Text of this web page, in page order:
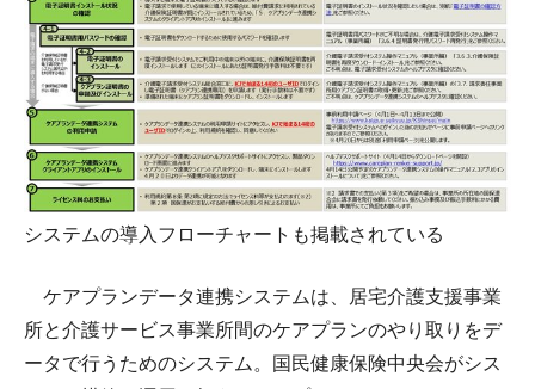
システムの導入フローチャートも掲載されている
ケアプランデータ連携システムは、居宅介護支援事業
所と介護サービス事業所間のケアプランのやり取りをデ
ータで行うためのシステム。国民健康保険中央会がシス